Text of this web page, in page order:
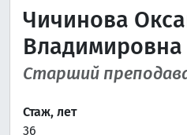
Чичинова
Владимировна
Старший
Стаж, лет
36